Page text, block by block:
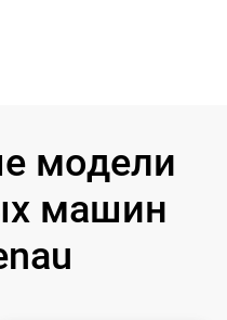
модели
машин